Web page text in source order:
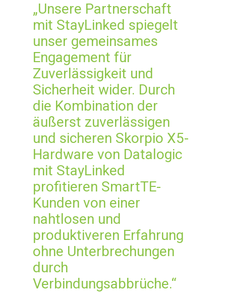
„Unsere Partnerschaft
mit StayLinked spiegelt
unser gemeinsames
Engagement für
Zuverlässigkeit und
Sicherheit wider. Durch
die Kombination der
äußerst zuverlässigen
und sicheren Skorpio X5-
Hardware von Datalogic
mit StayLinked
profitieren SmartTE-
Kunden von einer
nahtlosen und
produktiveren Erfahrung
ohne Unterbrechungen
durch
Verbindungsabbrüche.“